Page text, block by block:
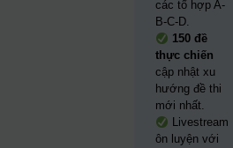
các tổ hợp A-
B-C-D.
150 đề
thực chiến
cập nhật xu
hướng đề thi
mới nhất.
Livestream
ôn luyện với